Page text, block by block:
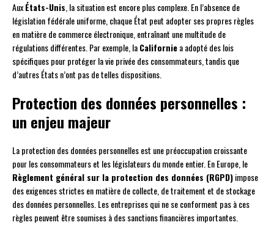
AuxÉtats-Unis, la situation est encore plus complexe. En l’absence de
législation fédérale uniforme, chaque État peut adopter ses propres règles
en matière de commerce électronique, entraînant une multitude de
régulations différentes. Par exemple, laCaliforniea adopté des lois
spécifiques pour protéger la vie privée des consommateurs, tandis que
d’autres États n’ont pas de telles dispositions.
Protection des données personnelles :
un enjeu majeur
La protection des données personnelles est une préoccupation croissante
pour les consommateurs et les législateurs du monde entier. En Europe, le
Règlement général sur la protection des données (RGPD)impose
des exigences strictes en matière de collecte, de traitement et de stockage
des données personnelles. Les entreprises qui ne se conforment pas à ces
règles peuvent être soumises à des sanctions financières importantes.